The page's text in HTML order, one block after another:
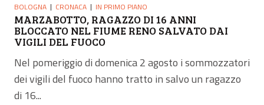
BOLOGNA CRONACA IN PRIMO PIANO
MARZABOTTO, RAGAZZO DI 16 ANNI
BLOCCATO NEL FIUME RENO SALVATO DAI
VIGILI DEL FUOCO
Nel pomeriggio di domenica 2 agosto i sommozzatori
dei vigili del fuoco hanno tratto in salvo un ragazzo
di 16...